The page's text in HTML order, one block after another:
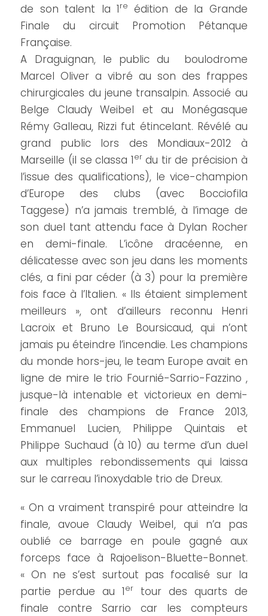
de son talent la 1re
édition de la Grande
Finale du circuit Promotion Pétanque
Française.
A Draguignan, le public du boulodrome
Marcel Oliver a vibré au son des frappes
chirurgicales du jeune transalpin. Associé au
Belge Claudy Weibel et au Monégasque
Rémy Galleau, Rizzi fut étincelant. Révélé au
grand public lors des Mondiaux-2012 à
Marseille (il se classa 1erdu tir de précision à
l’issue des qualifications), le vice-champion
d’Europe des clubs (avec Bocciofila
Taggese) n’a jamais tremblé, à l’image de
son duel tant attendu face à Dylan Rocher
en demi-finale. L’icône dracéenne, en
délicatesse avec son jeu dans les moments
clés, a fini par céder (à 3) pour la première
fois face à l’Italien. « Ils étaient simplement
meilleurs », ont d’ailleurs reconnu Henri
Lacroix et Bruno Le Boursicaud, qui n’ont
jamais pu éteindre l’incendie. Les champions
du monde hors-jeu, le team Europe avait en
ligne de mire le trio Fournié-Sarrio-Fazzino ,
jusque-là intenable et victorieux en demi-
finale des champions de France 2013,
Emmanuel Lucien, Philippe Quintais et
Philippe Suchaud (à 10) au terme d’un duel
aux multiples rebondissements qui laissa
sur le carreau l’inoxydable trio de Dreux.
« On a vraiment transpiré pour atteindre la
finale, avoue Claudy Weibel, qui n’a pas
oublié ce barrage en poule gagné aux
forceps face à Rajoelison-Bluette-Bonnet.
« On ne s’est surtout pas focalisé sur la
partie perdue au 1er
tour des quarts de
finale contre Sarrio car les compteurs